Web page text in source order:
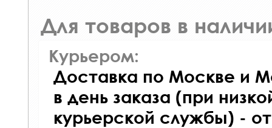
Для товаров в
Курьером:
Доставка по Москве и
в день заказа (при
курьерской службы) -